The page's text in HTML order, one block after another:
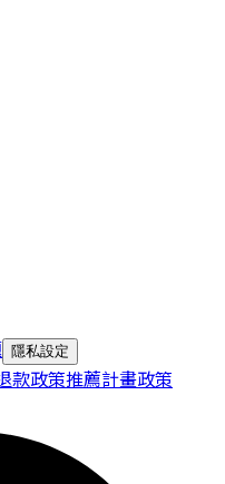
隱私設定
款政策推薦計畫政策